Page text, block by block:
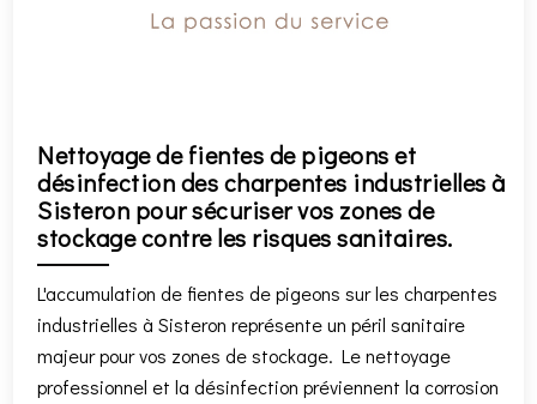
Nettoyage de fientes de pigeons et
désinfection des charpentes industrielles à
Sisteron pour sécuriser vos zones de
stockage contre les risques sanitaires.
L'accumulation de fientes de pigeons sur les charpentes
industrielles à Sisteron représente un péril sanitaire
majeur pour vos zones de stockage. Le nettoyage
professionnel et la désinfection préviennent la corrosion